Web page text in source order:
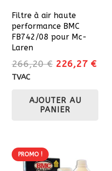
Filtre à air haute
performance BMC
FB742/08 pour Mc-
Laren
266,20€ Le
était :
266,20 €.
226,27 €Le
TVAC
AJOUTER AU
PANIER
PROMO !